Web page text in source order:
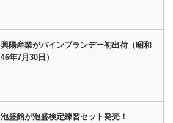
興陽産業がパインブランデー初出荷（昭和
46年7月30日）
泡盛館が泡盛検定練習セット発売！